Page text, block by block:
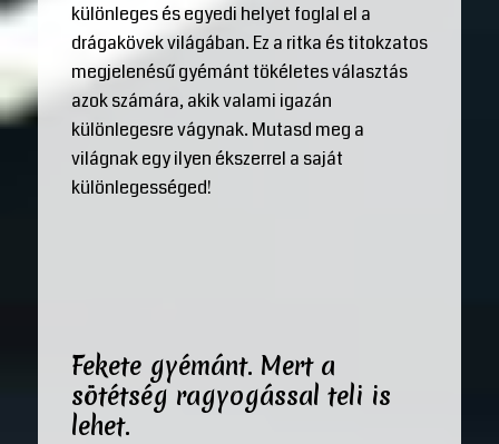
különleges és egyedi helyet foglal el a
drágakövek világában. Ez a ritka és titokzatos
megjelenésű gyémánt tökéletes választás
azok számára, akik valami igazán
különlegesre vágynak. Mutasd meg a
világnak egy ilyen ékszerrel a saját
különlegességed!
Fekete gyémánt. Mert a
sötétség ragyogással teli is
lehet.